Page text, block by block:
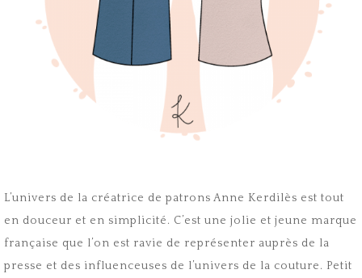
L’univers de la créatrice de patrons Anne Kerdilès est tout
en douceur et en simplicité. C’est une jolie et jeune marque
française que l’on est ravie de représenter auprès de la
presse et des influenceuses de l’univers de la couture. Petit